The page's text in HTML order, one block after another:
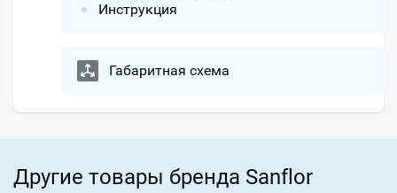
Инструкция
Габаритная схема
Другие товары бренда Sanflor